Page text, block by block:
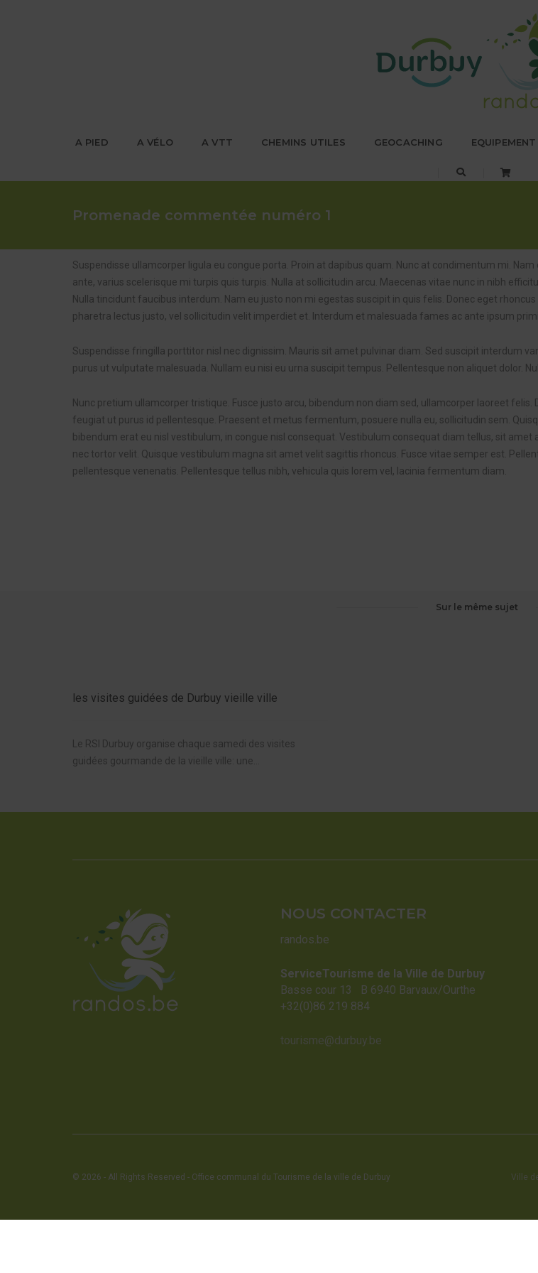
A PIED A VÉLO A VTT CHEMINS UTILES GEOCACHING EQUIPEMENT
Promenade commentée numéro 1
Suspendisse ullamcorper ligula eu congue porta. Proin at dapibus quam. Nunc at condimentum mi.
ante, varius scelerisque mi turpis quis turpis. Nulla at sollicitudin arcu. Maecenas vitae nunc in nibh
Nulla tincidunt faucibus interdum. Nam eu justo non mi egestas suscipit in quis felis. Donec eget
pharetra lectus justo, vel sollicitudin velit imperdiet et. Interdum et malesuada fames ac ante ipsum
Suspendisse fringilla porttitor nisl nec dignissim. Mauris sit amet pulvinar diam. Sed suscipit interdum
purus ut vulputate malesuada. Nullam eu nisi eu urna suscipit tempus. Pellentesque non aliquet dolor.
Nunc pretium ullamcorper tristique. Fusce justo arcu, bibendum non diam sed, ullamcorper laoreet
feugiat ut purus id pellentesque. Praesent et metus fermentum, posuere nulla eu, sollicitudin sem.
bibendum erat eu nisl vestibulum, in congue nisl consequat. Vestibulum consequat diam tellus, sit
nec tortor velit. Quisque vestibulum magna sit amet velit sagittis rhoncus. Fusce vitae semper est.
pellentesque venenatis. Pellentesque tellus nibh, vehicula quis lorem vel, lacinia fermentum diam.
Sur le même sujet
les visites guidées de Durbuy vieille ville
Le RSI Durbuy organise chaque samedi des visites
guidées gourmande de la vieille ville: une...
NOUS CONTACTER
randos.be
ServiceTourisme de la Ville de Durbuy
Basse cour 13 B 6940 Barvaux/Ourthe
+32(0)86 219 884
tourisme@durbuy.be
© 2026 - All Rights Reserved - Office communal du Tourisme de la ville de Durbuy Ville